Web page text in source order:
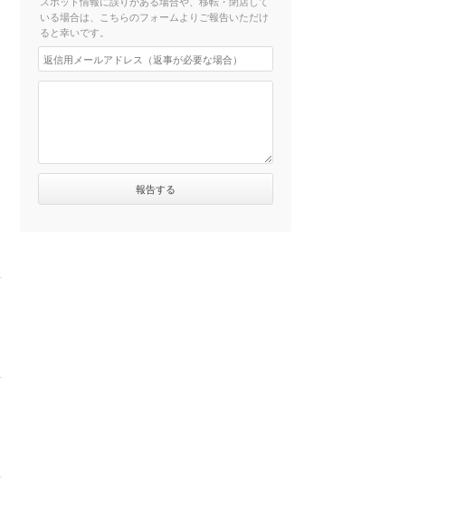
いる場合は、こちらのフォームよりご報告いただけ
ると幸いです。